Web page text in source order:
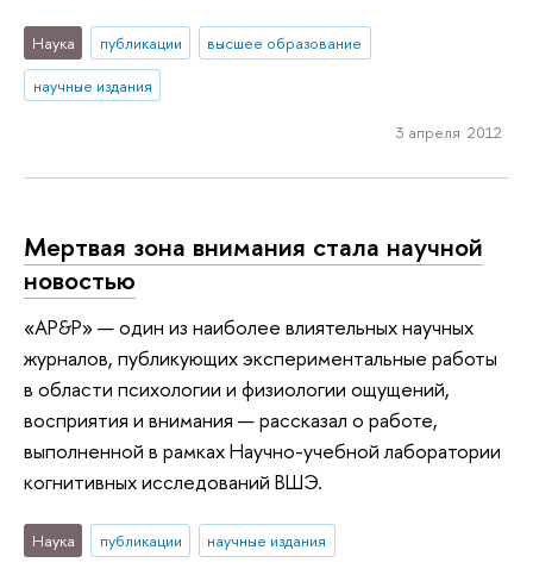
Наука публикации
высшее образование
научные издания
3 апреля 2012
Мертвая зона внимания стала научной
новостью
«AP&P» — один из наиболее влиятельных научных
журналов, публикующих экспериментальные работы
в области психологии и физиологии ощущений,
восприятия и внимания — рассказал о работе,
выполненной в рамках Научно-учебной лаборатории
когнитивных исследований ВШЭ.
Наука публикации научные издания